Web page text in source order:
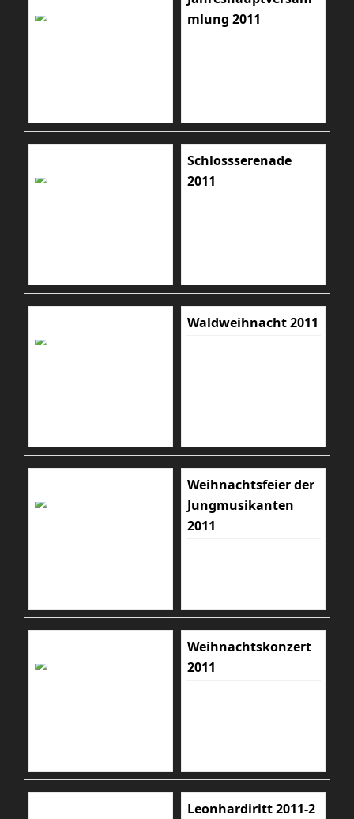
mlung 2011
Schlossserenade
2011
Waldweihnacht 2011
Weihnachtsfeier der
Jungmusikanten
2011
Weihnachtskonzert
2011
Leonhardiritt 2011-2